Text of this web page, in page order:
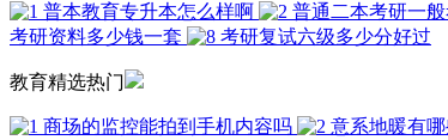
普本教育专升本怎么样啊 普通二本考研一
考研资料多少钱一套
考研复试六级多少分好过
教育精选热门
商场的监控能拍到手机内容吗 意系地暖有